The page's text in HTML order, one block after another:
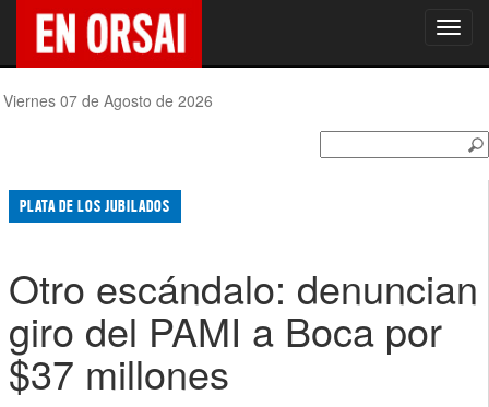
Viernes 07 de Agosto de 2026
PLATA DE LOS JUBILADOS
Otro escándalo: denuncian
giro del PAMI a Boca por
$37 millones